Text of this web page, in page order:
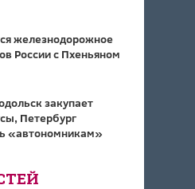
железнодорожное
России с Пхеньяном
закупает
Петербург
«автономникам»